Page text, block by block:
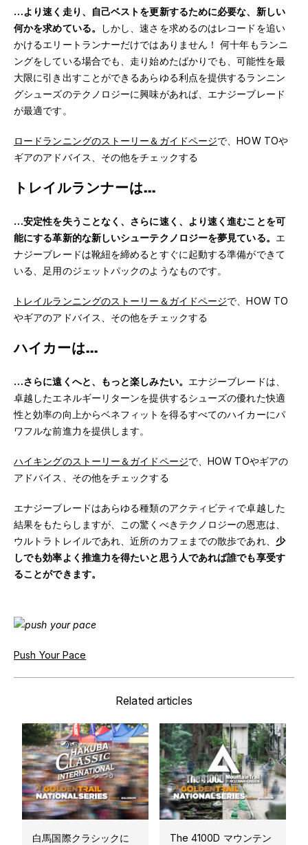
…より速く走り、自己ベストを更新するために必要な、新しい
何かを求めている。
しかし、速さを求めるのはレコードを追い
かけるエリートランナーだけではありません！ 何十年もランニ
ングをしている場合でも、走り始めたばかりでも、可能性を最
大限に引き出すことができるあらゆる利点を提供するランニン
グシューズのテクノロジーに興味があれば、エナジーブレード
が最適です。
ロードランニングのストーリー＆ガイドページで、HOW TOや
ギアのアドバイス、その他をチェックする
トレイルランナーは…
…安定性を失うことなく、さらに速く、より速く進むことを可
能にする革新的な新しいシューテクノロジーを夢見ている。 エ
ナジーブレードは靴紐を締めるとすぐに起動する準備ができて
いる、足用のジェットパックのようなものです。
トレイルランニングのストーリー＆ガイドページで、HOW TO
やギアのアドバイス、その他をチェックする
ハイカーは…
…さらに遠くへと、もっと楽しみたい。 エナジーブレードは、
卓越したエネルギーリターンを提供するシューズの優れた快適
性と効率の向上からベネフィットを得るすべてのハイカーにパ
ワフルな前進力を提供します。
ハイキングのストーリー＆ガイドページで、HOW TOやギアの
アドバイス、その他をチェックする
エナジーブレードはあらゆる種類のアクティビティで卓越した
結果をもたらしますが、この驚くべきテクノロジーの恩恵は、
ウルトラトレイルであれ、近所のカフェまでの散歩であれ、 少
しでも効率よく推進力を得たいと思う人であれば誰でも享受す
ることができます。
Push Your Pace
Related articles
白馬国際クラシックに
The 4100D マウンテン